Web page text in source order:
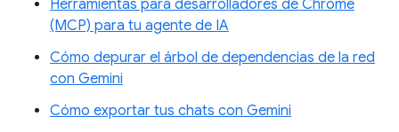
Herramientas para desarrolladores de Chrome
(MCP) para tu agente de IA
Cómo depurar el árbol de dependencias de la red
con Gemini
Cómo exportar tus chats con Gemini